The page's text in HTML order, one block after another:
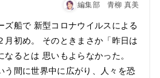
編集部 青柳 真美
ズ船で 新型コロナウイルスによる
月初め。 そのときまさか「昨日は
るとは 思いもよらなかった。
う間に世界中に広がり、人々を恐